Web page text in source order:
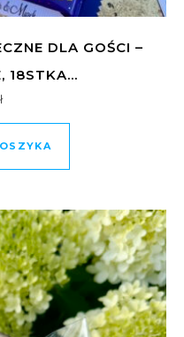
DLA GOŚCI –
18STKA…